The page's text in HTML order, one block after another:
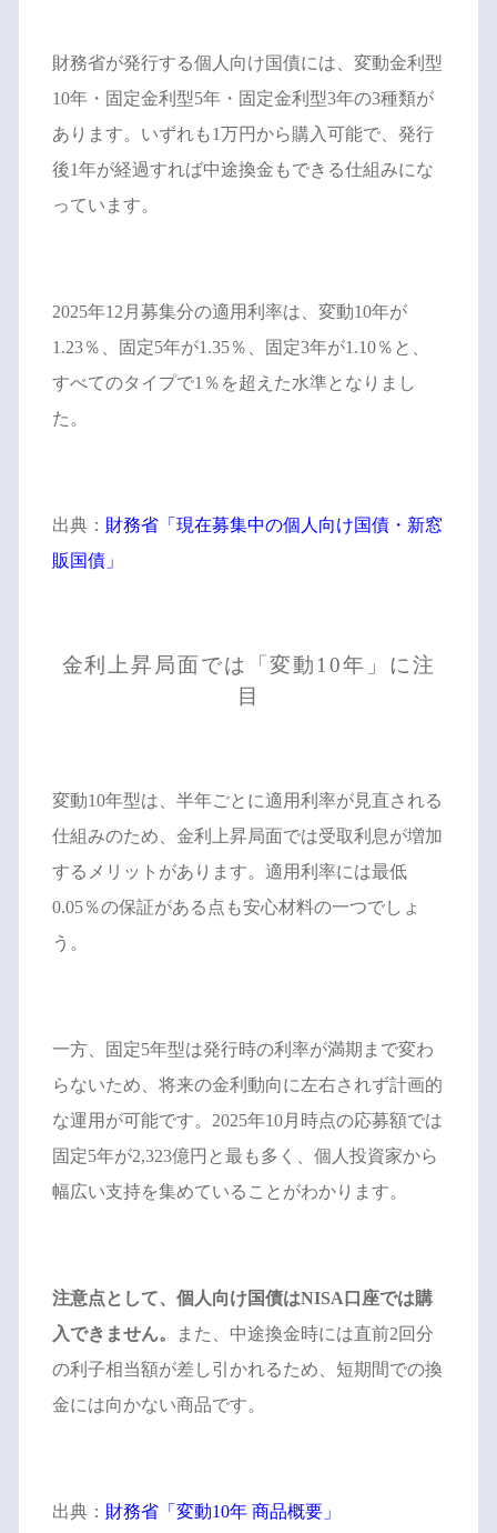
財務省が発行する個人向け国債には、変動金利型
10年・固定金利型5年・固定金利型3年の3種類が
あります。いずれも1万円から購入可能で、発行
後1年が経過すれば中途換金もできる仕組みにな
っています。
2025年12月募集分の適用利率は、変動10年が
1.23％、固定5年が1.35％、固定3年が1.10％と、
すべてのタイプで1％を超えた水準となりまし
た。
出典： 財務省「現在募集中の個人向け国債・新窓
販国債」
金利上昇局面では「変動10年」に注
目
変動10年型は、半年ごとに適用利率が見直される
仕組みのため、金利上昇局面では受取利息が増加
するメリットがあります。適用利率には最低
0.05％の保証がある点も安心材料の一つでしょ
う。
一方、固定5年型は発行時の利率が満期まで変わ
らないため、将来の金利動向に左右されず計画的
な運用が可能です。2025年10月時点の応募額では
固定5年が2,323億円と最も多く、個人投資家から
幅広い支持を集めていることがわかります。
注意点として、個人向け国債はNISA口座では購
入できません。
また、中途換金時には直前2回分
の利子相当額が差し引かれるため、短期間での換
金には向かない商品です。
出典： 財務省「変動10年 商品概要」